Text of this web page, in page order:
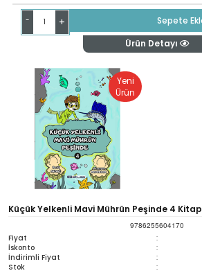
- +
Sepete
Ürün Detayı
Yeni
Ürün
Küçük Yelkenli Mavi Mührün Peşinde 4
9786255604170
Fiyat :
İskonto :
İndirimli Fiyat :
Stok :